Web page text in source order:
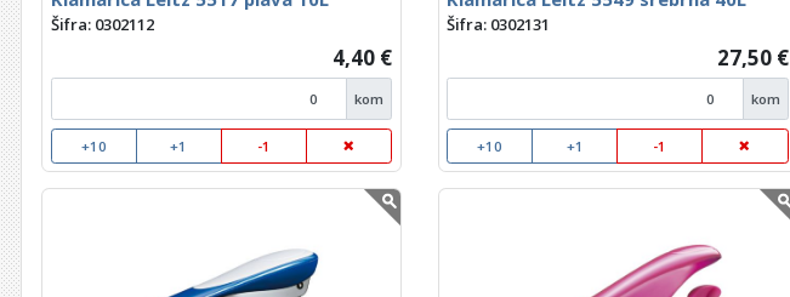
Šifra: 0302112
4,40 €
kom
+10 +1 -1
Šifra: 0302131
27,50 €
kom
+10 +1 -1